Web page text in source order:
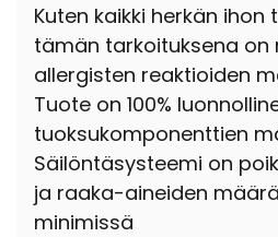
Kuten kaikki herkän
tämän tarkoituksena on
allergisten reaktioiden
Tuote on 100%
tuoksukomponenttien
Säilöntäsysteemi on
ja raaka-aineiden
minimissä